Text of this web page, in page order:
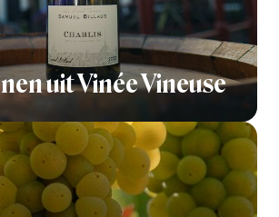
uit Vinée Vineuse